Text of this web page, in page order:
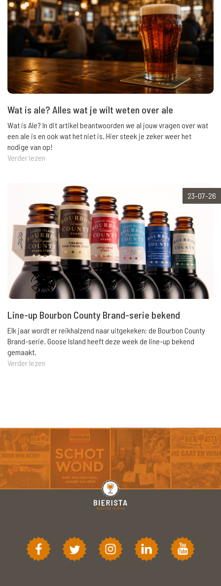
Wat is ale? Alles wat je wilt weten over ale
Wat is Ale? In dit artikel beantwoorden we al jouw vragen over wat
een ale is en ook wat het niet is. Hier steek je zeker weer het
nodige van op!
Verder lezen
23-07-26
Line-up Bourbon County Brand-serie bekend
Elk jaar wordt er reikhalzend naar uitgekeken: de Bourbon County
Brand-serie. Goose Island heeft deze week de line-up bekend
gemaakt.
Verder lezen